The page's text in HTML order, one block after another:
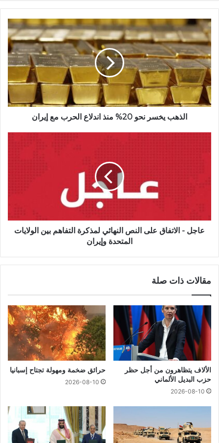
الذهب يخسر نحو 20% منذ اندلاع الحرب مع إيران
عاجل - الاتفاق على النص النهائي لمذكرة التفاهم بين الولايات
المتحدة وإيران
مقالات ذات صلة
الألاف يتظاهرون من أجل حظر
حزب البديل الألماني
2026-08-10
حرائق ضخمة ومهولة تجتاح إسبانيا
2026-08-10